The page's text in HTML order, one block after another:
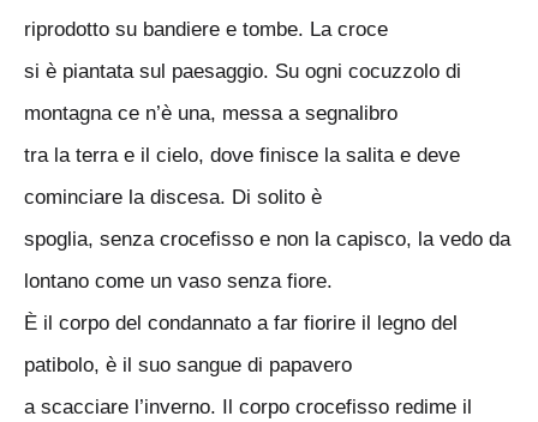
riprodotto su bandiere e tombe. La croce
si è piantata sul paesaggio. Su ogni cocuzzolo di
montagna ce n’è una, messa a segnalibro
tra la terra e il cielo, dove finisce la salita e deve
cominciare la discesa. Di solito è
spoglia, senza crocefisso e non la capisco, la vedo da
lontano come un vaso senza fiore.
È il corpo del condannato a far fiorire il legno del
patibolo, è il suo sangue di papavero
a scacciare l’inverno. Il corpo crocefisso redime il